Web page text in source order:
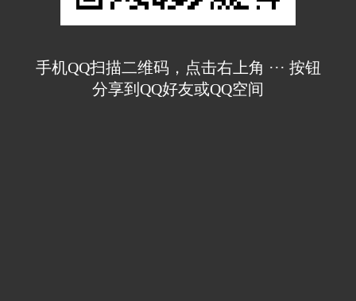
手机QQ扫描二维码，点击右上角 ··· 按钮
分享到QQ好友或QQ空间